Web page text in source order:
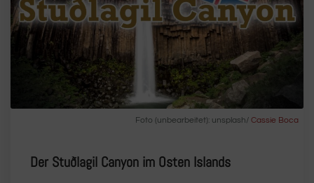
Foto (unbearbeitet): unsplash/ Cassie Boca
Der Stuðlagil Canyon im Osten Islands